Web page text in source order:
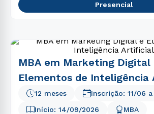
Presencial
MBA em Marketing Digital
Elementos de Inteligência
Início: 14/09/2026 MBA
12 meses Inscrição: 11/06 a